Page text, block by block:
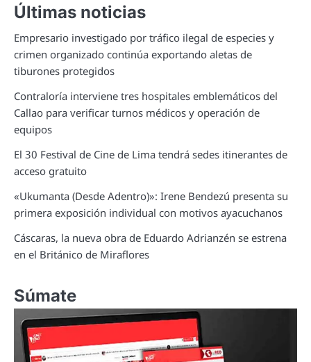
Últimas noticias
Empresario investigado por tráfico ilegal de especies y
crimen organizado continúa exportando aletas de
tiburones protegidos
Contraloría interviene tres hospitales emblemáticos del
Callao para verificar turnos médicos y operación de
equipos
El 30 Festival de Cine de Lima tendrá sedes itinerantes de
acceso gratuito
«Ukumanta (Desde Adentro)»: Irene Bendezú presenta su
primera exposición individual con motivos ayacuchanos
Cáscaras, la nueva obra de Eduardo Adrianzén se estrena
en el Británico de Miraflores
Súmate